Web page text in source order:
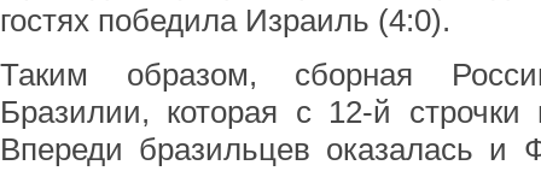
гостях победила Израиль (4:0).
Таким образом, сборная
Бразилии, которая с 12-й
Впереди бразильцев оказалась и